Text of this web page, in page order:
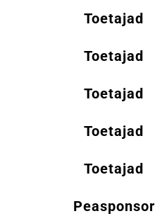
Toetajad
Toetajad
Toetajad
Toetajad
Toetajad
Peasponsor